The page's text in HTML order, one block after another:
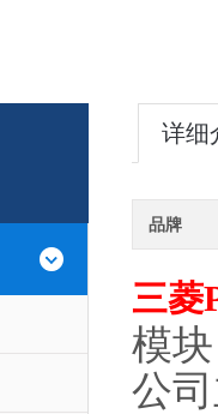
详细
品牌
三菱
模
公